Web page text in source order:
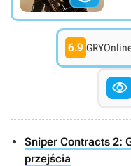
6.9

Sniper Contracts 2:
przejścia